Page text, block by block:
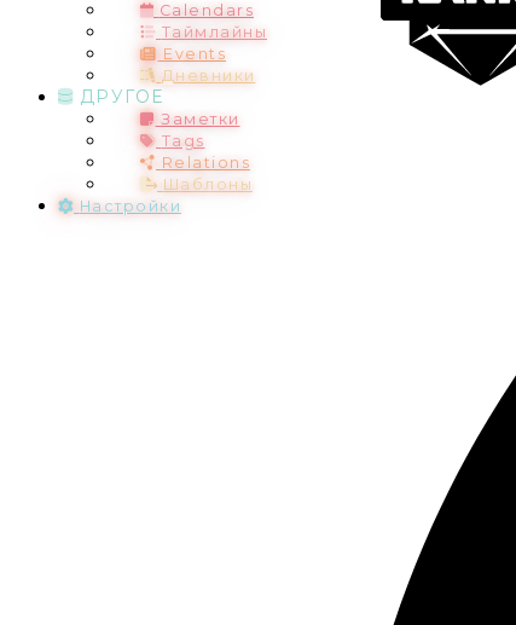
Calendars
Таймлайны
Events
Дневники
ДРУГОЕ
Заметки
Tags
Relations
Шаблоны
Настройки